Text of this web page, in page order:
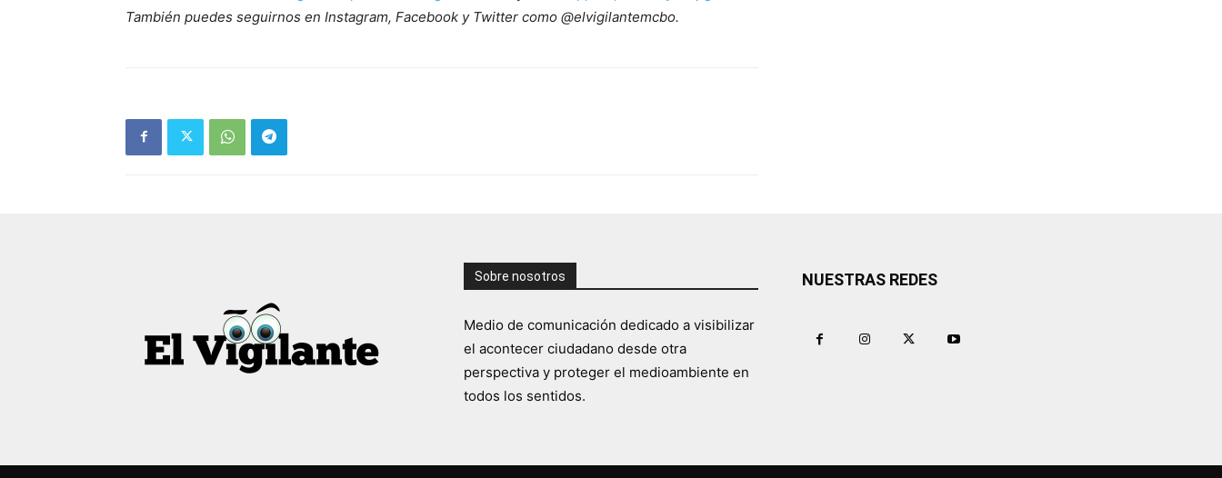
También puedes seguirnos en Instagram, Facebook y Twitter como @elvigilantemcbo.
Sobre nosotros
Medio de comunicación dedicado a visibilizar
el acontecer ciudadano desde otra
perspectiva y proteger el medioambiente en
todos los sentidos.
NUESTRAS REDES